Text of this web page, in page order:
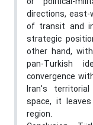
directions,
of transit and
strategic
other hand,
pan-Turkish
convergence
Iran's
space, it
region.